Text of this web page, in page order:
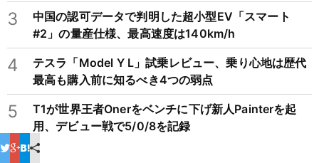
3
中国の認可データで判明した超小型EV「スマート
#2」の量産仕様、最高速度は140km/h
4
テスラ「Model Y L」試乗レビュー、乗り心地は歴代
最高も購入前に知るべき4つの弱点
5
T1が世界王者Onerをベンチに下げ新人Painterを起
用、デビュー戦で5/0/8を記録